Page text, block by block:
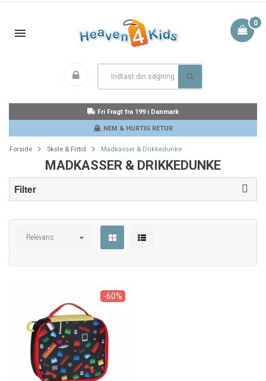
0
Fri Fragt fra 199 i Danmark
NEM & HURTIG RETUR
Forside Skole & Fritid Madkasser & Drikkedunke
MADKASSER & DRIKKEDUNKE
Filter
Relevans
-60%